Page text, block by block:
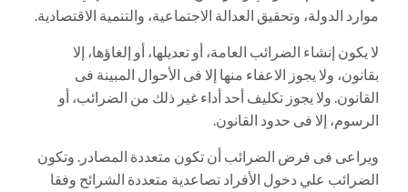
موارد الدولة، وتحقيق العدالة الاجتماعية، والتنمية الاقتصادية.
لا يكون إنشاء الضرائب العامة، أو تعديلها، أو إلغاؤها، إلا
بقانون، ولا يجوز الاعفاء منها إلا فى الأحوال المبينة فى
القانون. ولا يجوز تكليف أحد أداء غير ذلك من الضرائب، أو
الرسوم، إلا فى حدود القانون.
ويراعى فى فرض الضرائب أن تكون متعددة المصادر. وتكون
الضرائب علي دخول الأفراد تصاعدية متعددة الشرائح وفقا